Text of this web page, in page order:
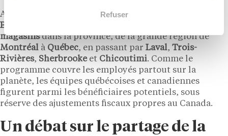
Refuser
Arrivé au
en 2018 avec un premier magasin à
Brossard
magasinsdans la province, de la grande région de
Montréal à Québec, en passant par Laval, Trois-
Rivières, Sherbrookeet Chicoutimi. Comme le
programme couvre les employés partout sur la
planète, les équipes québécoises et canadiennes
figurent parmi les bénéficiaires potentiels, sous
réserve des ajustements fiscaux propres au Canada.
Un débat sur le partage de la